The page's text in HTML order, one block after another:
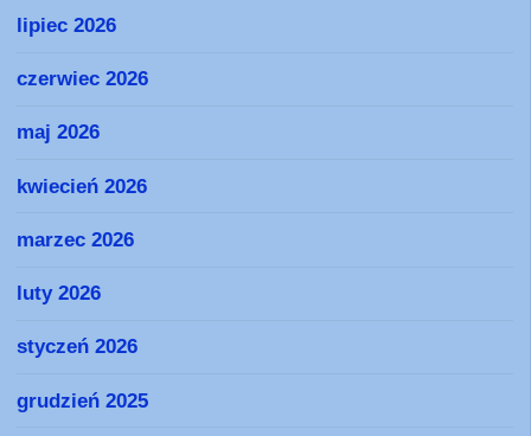
lipiec 2026
czerwiec 2026
maj 2026
kwiecień 2026
marzec 2026
luty 2026
styczeń 2026
grudzień 2025